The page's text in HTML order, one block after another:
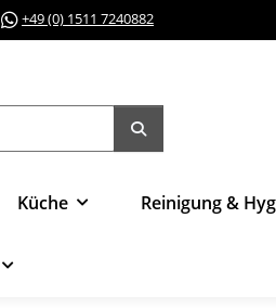
+49 (0) 1511 7240882
Küche Reinigung &